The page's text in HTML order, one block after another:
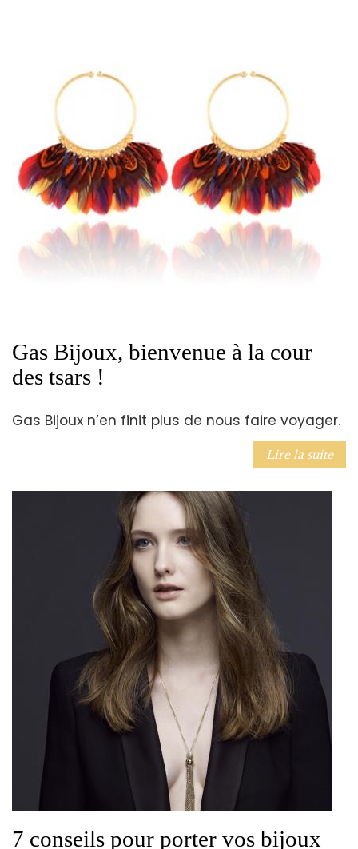
Gas Bijoux, bienvenue à la cour
des tsars !
Gas Bijoux n’en finit plus de nous faire voyager.
Lire la suite
7 conseils pour porter vos bijoux